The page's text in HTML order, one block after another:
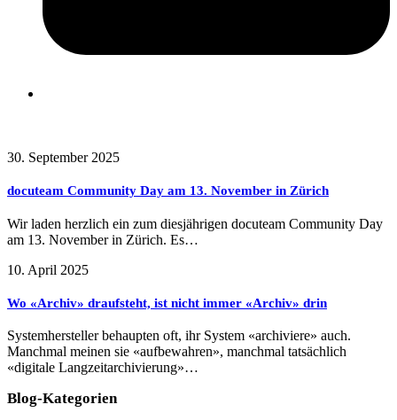
30. September 2025
docuteam Community Day am 13. November in Zürich
Wir laden herzlich ein zum diesjährigen docuteam Community Day
am 13. November in Zürich. Es…
10. April 2025
Wo «Archiv» draufsteht, ist nicht immer «Archiv» drin
Systemhersteller behaupten oft, ihr System «archiviere» auch.
Manchmal meinen sie «aufbewahren», manchmal tatsächlich
«digitale Langzeitarchivierung»…
Blog-Kategorien